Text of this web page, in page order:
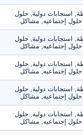
استجابات دولية, حلول
إجتماعيه, مشاكل
استجابات دولية, حلول
إجتماعيه, مشاكل
استجابات دولية, حلول
إجتماعيه, مشاكل
استجابات دولية, حلول
إجتماعيه, مشاكل
استجابات دولية, حلول
إجتماعيه, مشاكل